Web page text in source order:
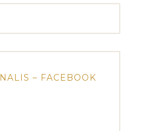
– FACEBOOK